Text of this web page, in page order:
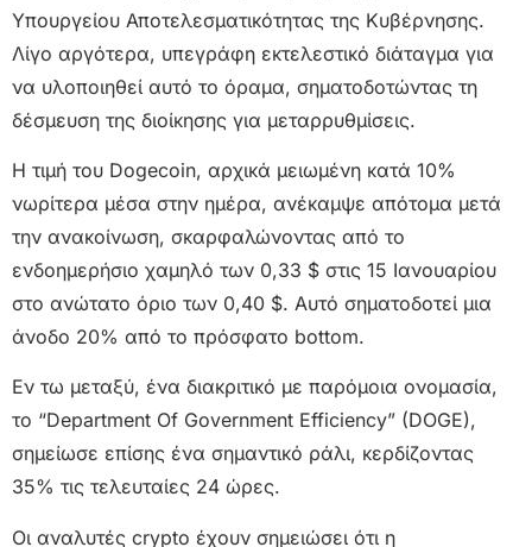
Υπουργείου Αποτελεσματικότητας της Κυβέρνησης.
Λίγο αργότερα, υπεγράφη εκτελεστικό διάταγμα για
να υλοποιηθεί αυτό το όραμα, σηματοδοτώντας τη
δέσμευση της διοίκησης για μεταρρυθμίσεις.
Η τιμή του Dogecoin, αρχικά μειωμένη κατά 10%
νωρίτερα μέσα στην ημέρα, ανέκαμψε απότομα μετά
την ανακοίνωση, σκαρφαλώνοντας από το
ενδοημερήσιο χαμηλό των 0,33 $ στις 15 Ιανουαρίου
στο ανώτατο όριο των 0,40 $. Αυτό σηματοδοτεί μια
άνοδο 20% από το πρόσφατο bottom.
Εν τω μεταξύ, ένα διακριτικό με παρόμοια ονομασία,
το “Department Of Government Efficiency” (DOGE),
σημείωσε επίσης ένα σημαντικό ράλι, κερδίζοντας
35% τις τελευταίες 24 ώρες.
Οι αναλυτές crypto έχουν σημειώσει ότι η